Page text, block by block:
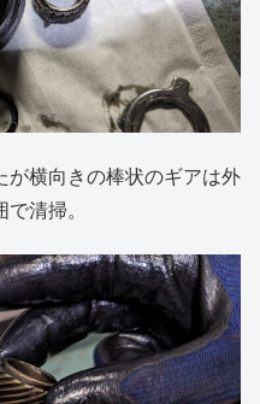
横向きの棒状のギアは外
清掃。